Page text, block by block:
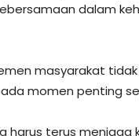
dalam
masyarakat
momen penting
harus terus menjaga